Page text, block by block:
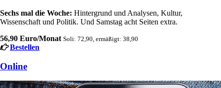
Sechs mal die Woche: Hintergrund und Analysen, Kultur,
Wissenschaft und Politik. Und Samstag acht Seiten extra.
56,90 Euro/Monat Soli: 72,90, ermäßigt: 38,90
Bestellen
Online